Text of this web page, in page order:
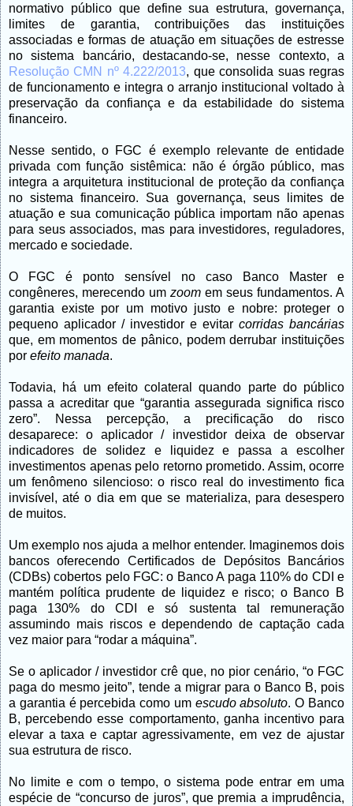
normativo público que define sua estrutura, governança,
limites de garantia, contribuições das instituições
associadas e formas de atuação em situações de estresse
no sistema bancário, destacando-se, nesse contexto, a
Resolução CMN nº 4.222/2013, que consolida suas regras
de funcionamento e integra o arranjo institucional voltado à
preservação da confiança e da estabilidade do sistema
financeiro.
Nesse sentido, o FGC é exemplo relevante de entidade
privada com função sistêmica: não é órgão público, mas
integra a arquitetura institucional de proteção da confiança
no sistema financeiro. Sua governança, seus limites de
atuação e sua comunicação pública importam não apenas
para seus associados, mas para investidores, reguladores,
mercado e sociedade.
O FGC é ponto sensível no caso Banco Master e
congêneres, merecendo um zoom em seus fundamentos. A
garantia existe por um motivo justo e nobre: proteger o
pequeno aplicador / investidor e evitar corridas bancárias
que, em momentos de pânico, podem derrubar instituições
por efeito manada.
Todavia, há um efeito colateral quando parte do público
passa a acreditar que “garantia assegurada significa risco
zero”. Nessa percepção, a precificação do risco
desaparece: o aplicador / investidor deixa de observar
indicadores de solidez e liquidez e passa a escolher
investimentos apenas pelo retorno prometido. Assim, ocorre
um fenômeno silencioso: o risco real do investimento fica
invisível, até o dia em que se materializa, para desespero
de muitos.
Um exemplo nos ajuda a melhor entender. Imaginemos dois
bancos oferecendo Certificados de Depósitos Bancários
(CDBs) cobertos pelo FGC: o Banco A paga 110% do CDI e
mantém política prudente de liquidez e risco; o Banco B
paga 130% do CDI e só sustenta tal remuneração
assumindo mais riscos e dependendo de captação cada
vez maior para “rodar a máquina”.
Se o aplicador / investidor crê que, no pior cenário, “o FGC
paga do mesmo jeito”, tende a migrar para o Banco B, pois
a garantia é percebida como um escudo absoluto. O Banco
B, percebendo esse comportamento, ganha incentivo para
elevar a taxa e captar agressivamente, em vez de ajustar
sua estrutura de risco.
No limite e com o tempo, o sistema pode entrar em uma
espécie de “concurso de juros”, que premia a imprudência,